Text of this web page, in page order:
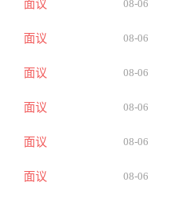
面议 08-06
面议 08-06
面议 08-06
面议 08-06
面议 08-06
面议 08-06